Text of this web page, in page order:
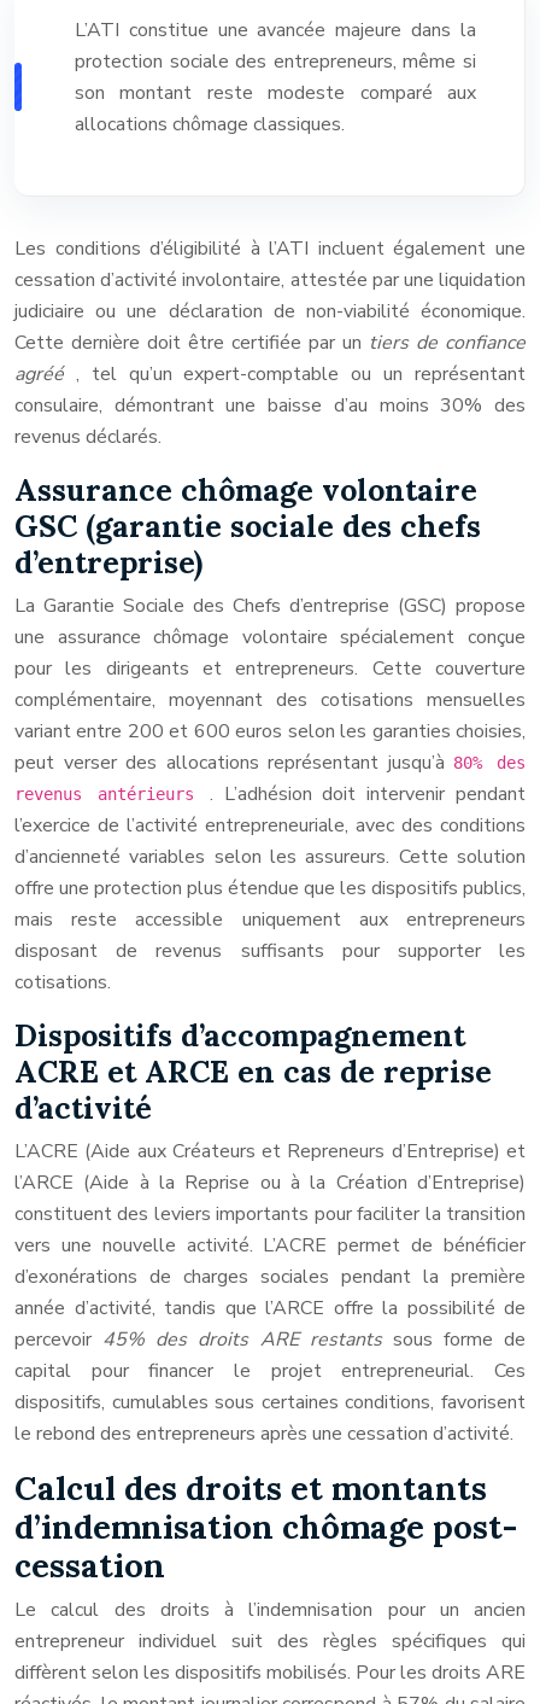
L’ATI constitue une avancée majeure dans la
protection sociale des entrepreneurs, même si
son montant reste modeste comparé aux
allocations chômage classiques.
Les conditions d’éligibilité à l’ATI incluent également une
cessation d’activité involontaire, attestée par une liquidation
judiciaire ou une déclaration de non-viabilité économique.
Cette dernière doit être certifiée par un tiers de confiance
agréé , tel qu’un expert-comptable ou un représentant
consulaire, démontrant une baisse d’au moins 30% des
revenus déclarés.
Assurance chômage volontaire
GSC (garantie sociale des chefs
d’entreprise)
La Garantie Sociale des Chefs d’entreprise (GSC) propose
une assurance chômage volontaire spécialement conçue
pour les dirigeants et entrepreneurs. Cette couverture
complémentaire, moyennant des cotisations mensuelles
variant entre 200 et 600 euros selon les garanties choisies,
peut verser des allocations représentant jusqu’à 80% des
revenus antérieurs . L’adhésion doit intervenir pendant
l’exercice de l’activité entrepreneuriale, avec des conditions
d’ancienneté variables selon les assureurs. Cette solution
offre une protection plus étendue que les dispositifs publics,
mais reste accessible uniquement aux entrepreneurs
disposant de revenus suffisants pour supporter les
cotisations.
Dispositifs d’accompagnement
ACRE et ARCE en cas de reprise
d’activité
L’ACRE (Aide aux Créateurs et Repreneurs d’Entreprise) et
l’ARCE (Aide à la Reprise ou à la Création d’Entreprise)
constituent des leviers importants pour faciliter la transition
vers une nouvelle activité. L’ACRE permet de bénéficier
d’exonérations de charges sociales pendant la première
année d’activité, tandis que l’ARCE offre la possibilité de
percevoir 45% des droits ARE restants sous forme de
capital pour financer le projet entrepreneurial. Ces
dispositifs, cumulables sous certaines conditions, favorisent
le rebond des entrepreneurs après une cessation d’activité.
Calcul des droits et montants
d’indemnisation chômage post-
cessation
Le calcul des droits à l’indemnisation pour un ancien
entrepreneur individuel suit des règles spécifiques qui
diffèrent selon les dispositifs mobilisés. Pour les droits ARE